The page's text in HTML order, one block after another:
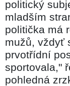
politický
mladším
politička má
mužů, vždyť
prvotřídní
sportovala,"
pohledná